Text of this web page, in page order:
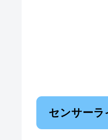
センサー